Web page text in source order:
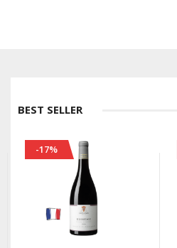
BEST SELLER
-17%